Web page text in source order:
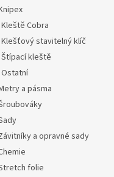
Kleště Cobra
Klešťový stavitelný klíč
Štípací kleště
Ostatní
a pásma
a opravné sady
folie